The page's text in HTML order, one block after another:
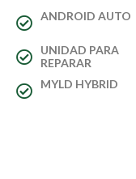
ANDROID AUTO
UNIDAD PARA
REPARAR
MYLD HYBRID